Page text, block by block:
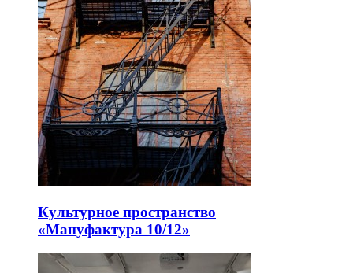
Культурное пространство
«Мануфактура 10/12»